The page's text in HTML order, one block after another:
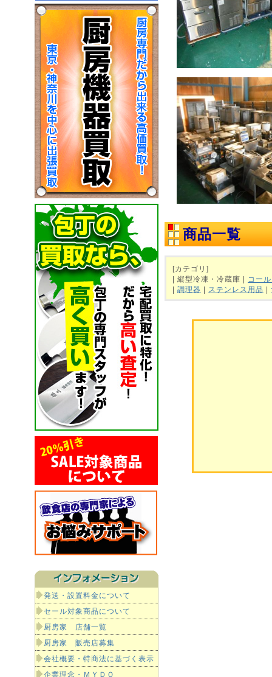
発送・設置料金について
セール対象商品について
厨房家 店舗一覧
厨房家 販売店募集
会社概要・特商法に基づく表示
企業理念・ＭＹＤＯ
商品一覧
[カテゴリ]
| 縦型冷凍・冷蔵庫 |
コー
| 調理器 | ステンレス用品 |